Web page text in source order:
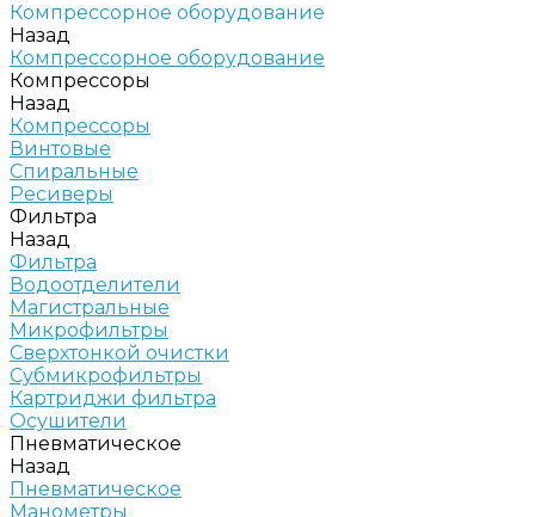
Компрессорное оборудование
Назад
Компрессорное оборудование
Компрессоры
Назад
Компрессоры
Винтовые
Спиральные
Ресиверы
Фильтра
Назад
Фильтра
Водоотделители
Магистральные
Микрофильтры
Сверхтонкой очистки
Субмикрофильтры
Картриджи фильтра
Осушители
Пневматическое
Назад
Пневматическое
Манометры